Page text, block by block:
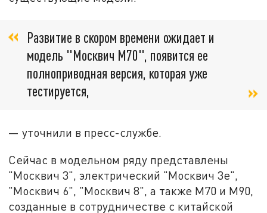
Развитие в скором времени ожидает и
модель "Москвич М70", появится ее
полноприводная версия, которая уже
тестируется,
— уточнили в пресс-службе.
Сейчас в модельном ряду представлены
"Москвич 3", электрический "Москвич 3е",
"Москвич 6", "Москвич 8", а также М70 и М90,
созданные в сотрудничестве с китайской